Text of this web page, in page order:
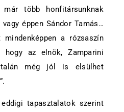
több honfitársunknak
éppen Sándor Tamás…
a rózsaszín
hogy az elnök, Zamparini
talán még jól is elsülhet
tapasztalatok szerint